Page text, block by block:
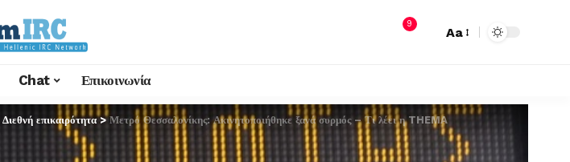
9
Aa
Chat Επικοινωνία
Διεθνή επικαιρότητα>Μετρό Θεσσαλονίκης: Ακινητοποιήθηκε ξανά συρμός – Τι λέει η THEMA